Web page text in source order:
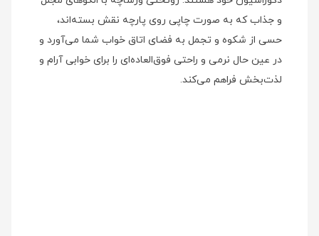
و جذاب که به صورت چاپی روی پارچه نقش بسته‌اند،
حسی از شکوه و تجمل به فضای اتاق خواب شما می‌آورد و
در عین حال نرمی و راحتی فوق‌العاده‌ای را برای خوابی آرام و
لذت‌بخش فراهم می‌کند.